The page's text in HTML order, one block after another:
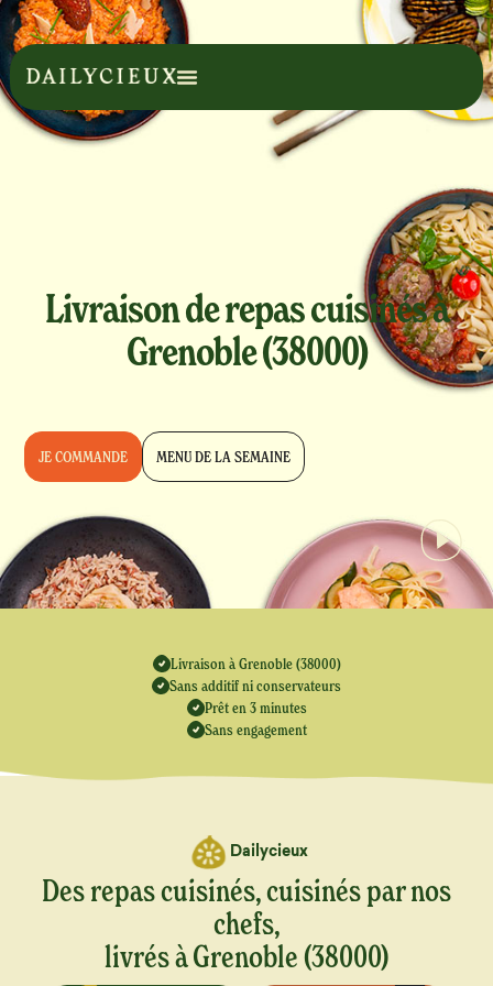
Livraison de repas cuisinés à
Grenoble (38000)
JE COMMANDE MENU DE LA SEMAINE
Livraison à Grenoble (38000)
Sans additif ni conservateurs
Prêt en 3 minutes
Sans engagement
Dailycieux
Des repas cuisinés, cuisinés par nos
chefs,
livrés à Grenoble (38000)